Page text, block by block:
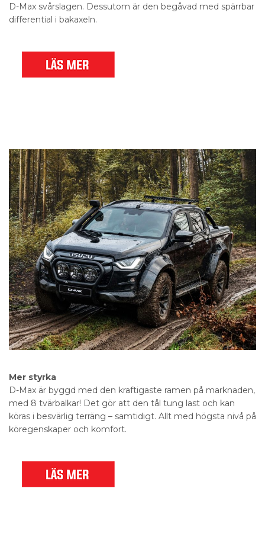
D-Max svårslagen. Dessutom är den begåvad med spärrbar
differential i bakaxeln.
Mer styrka
D-Max är byggd med den kraftigaste ramen på marknaden,
med 8 tvärbalkar! Det gör att den tål tung last och kan
köras i besvärlig terräng – samtidigt. Allt med högsta nivå på
köregenskaper och komfort.